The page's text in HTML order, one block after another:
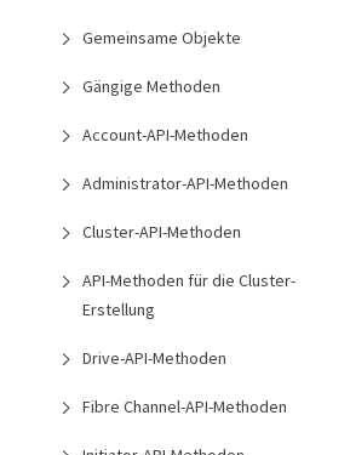
Gemeinsame Objekte
Gängige Methoden
Account-API-Methoden
Administrator-API-Methoden
Cluster-API-Methoden
API-Methoden für die Cluster-
Erstellung
Drive-API-Methoden
Fibre Channel-API-Methoden